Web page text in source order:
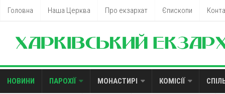
Головна Наша Церква Про екзархат Єпископи
НОВИНИ ПАРОХІЇ МОНАСТИРІ КОМІСІЇ